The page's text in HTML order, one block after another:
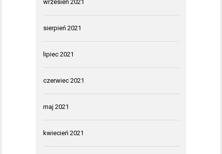
wrzesień 2021
sierpień 2021
lipiec 2021
czerwiec 2021
maj 2021
kwiecień 2021